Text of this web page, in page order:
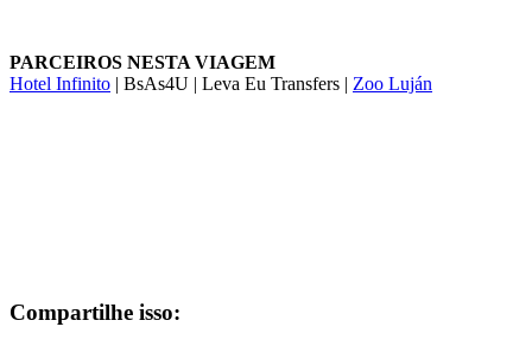
PARCEIROS NESTA VIAGEM
Hotel Infinito | BsAs4U | Leva Eu Transfers | Zoo Luján
Compartilhe isso: